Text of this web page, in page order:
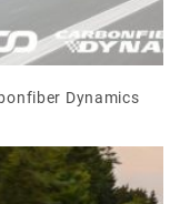
Dynamics